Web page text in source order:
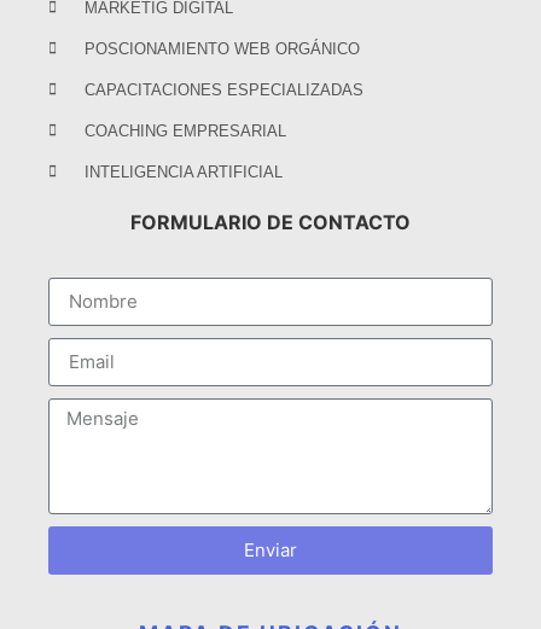
MARKETIG DIGITAL
POSCIONAMIENTO WEB ORGÁNICO
CAPACITACIONES ESPECIALIZADAS
COACHING EMPRESARIAL
INTELIGENCIA ARTIFICIAL
FORMULARIO DE CONTACTO
Enviar